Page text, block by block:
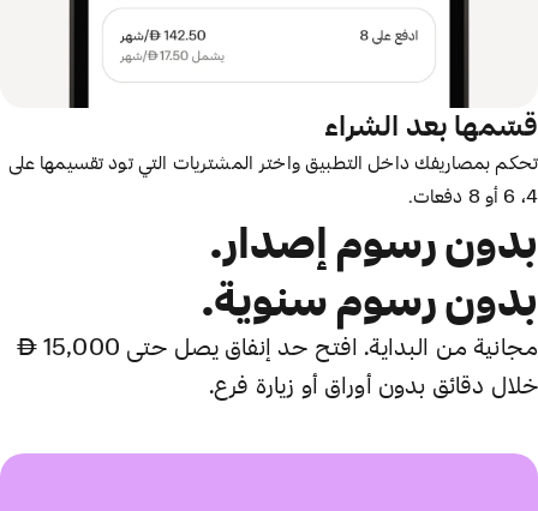
قسّمها بعد الشراء
تحكم بمصاريفك داخل التطبيق واختر المشتريات التي تود تقسيمها على
4، 6 أو 8 دفعات.
بدون رسوم سنوية.
مجانية من البداية. افتح حد إنفاق يصل حتى 15,000 AED
خلال دقائق بدون أوراق أو زيارة فرع.